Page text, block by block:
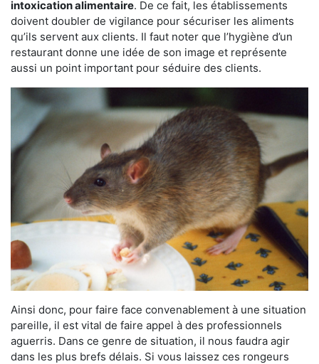
intoxication alimentaire. De ce fait, les établissements
doivent doubler de vigilance pour sécuriser les aliments
qu’ils servent aux clients. Il faut noter que l’hygiène d’un
restaurant donne une idée de son image et représente
aussi un point important pour séduire des clients.
Ainsi donc, pour faire face convenablement à une situation
pareille, il est vital de faire appel à des professionnels
aguerris. Dans ce genre de situation, il nous faudra agir
dans les plus brefs délais. Si vous laissez ces rongeurs